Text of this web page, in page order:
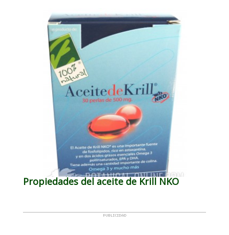
Propiedades del aceite de Krill NKO